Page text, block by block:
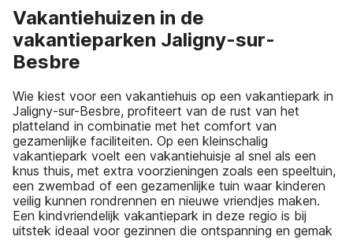
Vakantiehuizen in de
vakantieparken Jaligny-sur-
Besbre
Wie kiest voor een vakantiehuis op een vakantiepark in
Jaligny-sur-Besbre, profiteert van de rust van het
platteland in combinatie met het comfort van
gezamenlijke faciliteiten. Op een kleinschalig
vakantiepark voelt een vakantiehuisje al snel als een
knus thuis, met extra voorzieningen zoals een speeltuin,
een zwembad of een gezamenlijke tuin waar kinderen
veilig kunnen rondrennen en nieuwe vriendjes maken.
Een kindvriendelijk vakantiepark in deze regio is bij
uitstek ideaal voor gezinnen die ontspanning en gemak